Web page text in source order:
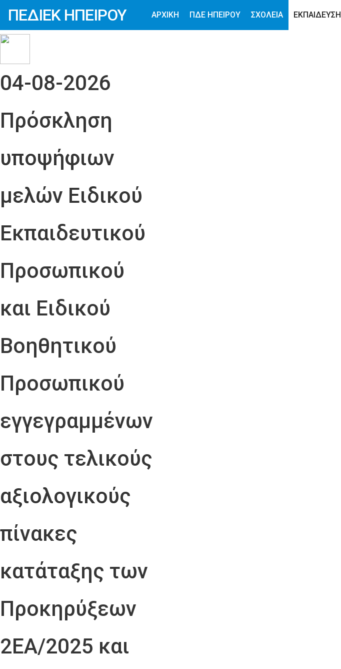
ΠΕΔΙΕΚ ΗΠΕΙΡΟΥ ΑΡΧΙΚΗ ΠΔΕ ΗΠΕΙΡΟΥ ΣΧΟΛΕΙΑ ΕΚΠΑΙΔΕΥΣΗ
04-08-2026
Πρόσκληση
υποψήφιων
μελών Ειδικού
Εκπαιδευτικού
Προσωπικού
και Ειδικού
Βοηθητικού
Προσωπικού
εγγεγραμμένων
στους τελικούς
αξιολογικούς
πίνακες
κατάταξης των
Προκηρύξεων
2ΕΑ/2025 και